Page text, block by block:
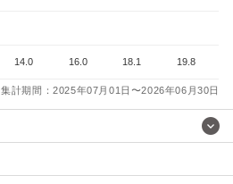
14.0 16.0 18.1 19.8
集計期間：2025年07月01日〜2026年06月30日